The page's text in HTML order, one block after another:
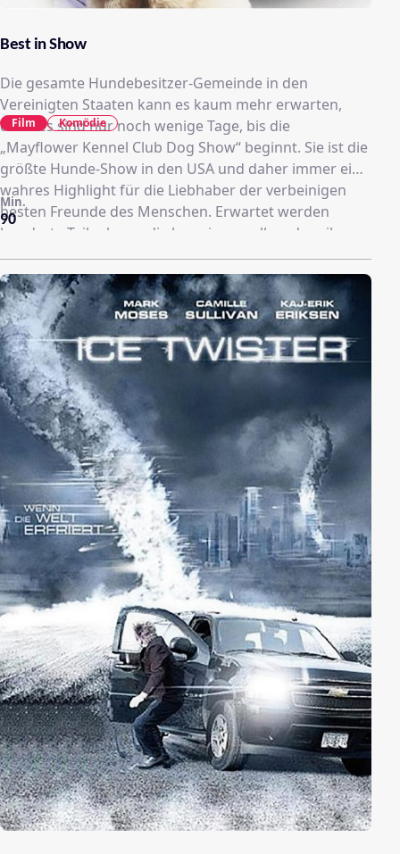
Best in Show
Die gesamte Hundebesitzer-Gemeinde in den
Vereinigten Staaten kann es kaum mehr erwarten,
denn es sind nur noch wenige Tage, bis die
„Mayflower Kennel Club Dog Show“ beginnt. Sie ist die
größte Hunde-Show in den USA und daher immer ein
wahres Highlight für die Liebhaber der verbeinigen
besten Freunde des Menschen. Erwartet werden
hunderte Teilnehmer, die beweisen wollen, dass ihr
Hund den Sieg am meisten verdient hat und somit der
beste Vierbeiner weit und breit ist. So auch Halran
Pepper der seinen Bluthund Hubert auf Sieg getrimmt
hat. Auch die das Anwaltspärchen Swan hat ihren
neurotischen Weimeraner so gut es geht auf die Show
vorbereitet und auch die Eheleute Ferry und Cookie
Fleck sind sich mit Hund sicher, dass sie den Sieg
davon tragen werden. Wenn jedoch so viele exotische
und exzentrische Personen aufeinandertreffen, ist das
Chaos schon vorprogrammiert.
90
Min.
Film Komödie